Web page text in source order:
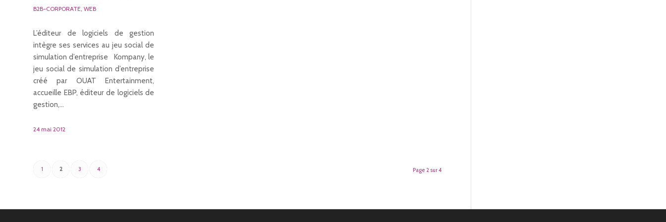
B2B-CORPORATE WEB
L’éditeur de logiciels de gestion
intègre ses services au jeu social de
simulation d’entreprise Kompany, le
jeu social de simulation d’entreprise
créé par OUAT Entertainment,
accueille EBP, éditeur de logiciels de
gestion,…
24 mai 2012
Page 2 sur 4
1 2 3 4